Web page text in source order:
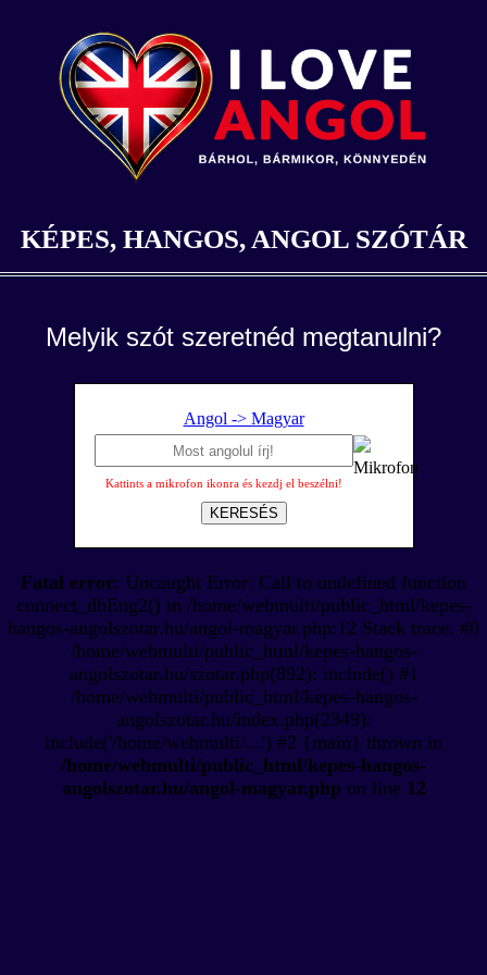
KÉPES, HANGOS, ANGOL SZÓTÁR
Melyik szót szeretnéd megtanulni?
Angol -> Magyar
Kattints a mikrofon ikonra és kezdj el beszélni!
KERESÉS
Fatal error: Uncaught Error: Call to undefined function
connect_dbEng2() in /home/webmulti/public_html/kepes-
hangos-angolszotar.hu/angol-magyar.php:12 Stack trace: #0
/home/webmulti/public_html/kepes-hangos-
angolszotar.hu/szotar.php(892): include() #1
/home/webmulti/public_html/kepes-hangos-
angolszotar.hu/index.php(2349):
include('/home/webmulti/...') #2 {main} thrown in
/home/webmulti/public_html/kepes-hangos-
angolszotar.hu/angol-magyar.php on line 12